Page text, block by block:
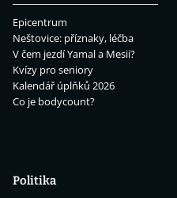
Epicentrum
Neštovice: příznaky, léčba
V čem jezdí Yamal a Mesii?
Kvízy pro seniory
Kalendář úplňků 2026
Co je bodycount?
Politika